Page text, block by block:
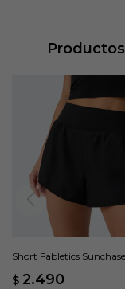
Short Fabletics
$ 2.490